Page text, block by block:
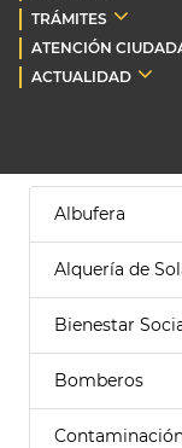
TRÁMITES
ATENCIÓN
ACTUALIDAD
Albufera
Alquería de
Bienestar
Bomberos